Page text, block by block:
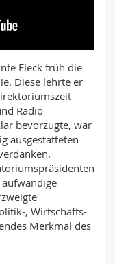
Fleck früh die
Diese lehrte er
Radio
bevorzugte, war
ausgestatteten
, Wirtschafts-
Merkmal des